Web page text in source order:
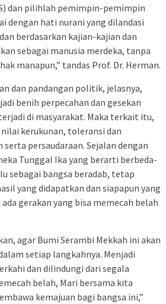
dan pilihlah pemimpin-pemimpin
dengan hati nurani yang dilandasi
berdasarkan kajian-kajian dan
sebagai manusia merdeka, tanpa
manapun,” tandas Prof. Dr. Herman.
dan pandangan politik, jelasnya,
benih perpecahan dan gesekan
di masyarakat. Maka terkait itu,
kerukunan, toleransi dan
persaudaraan. Sejalan dengan
Tunggal Ika yang berarti berbeda-
sebagai bangsa beradab, tetap
yang didapatkan dan siapapun yang
gerakan yang bisa memecah belah
agar Bumi Serambi Mekkah ini akan
setiap langkahnya. Menjadi
dan dilindungi dari segala
belah, Mari bersama kita
kemajuan bagi bangsa ini,”